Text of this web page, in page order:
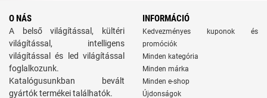
O NÁS
A belső világítással, kültéri
világítással, intelligens
világítással és led világítással
foglalkozunk.
Katalógusunkban bevált
gyártók termékei találhatók.
INFORMÁCIÓ
Kedvezményes kuponok és
promóciók
Minden kategória
Minden márka
Minden e-shop
Újdonságok